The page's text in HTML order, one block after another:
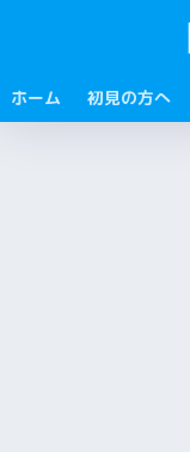
ホーム 初見の方へ